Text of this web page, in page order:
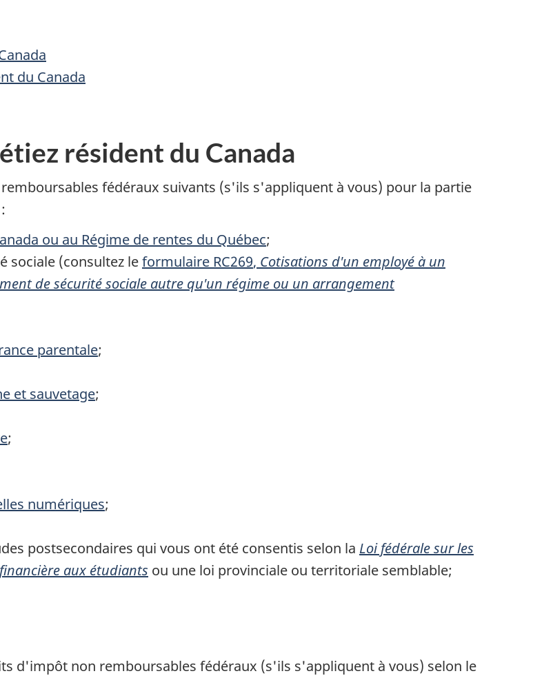
du Canada
résident du Canada
fédéraux suivants (s'ils s'appliquent à vous) pour la partie
ou au Régime de rentes du Québec;
sociale (consultez leformulaire RC269, Cotisations d'un employé à un
de sécurité sociale autre qu'un régime ou un arrangement
parentale;
et sauvetage;
;
numériques;
postsecondaires qui vous ont été consentis selon la Loi fédéralesur les
aux étudiants ou une loi provinciale ou territoriale semblable;
d'impôt non remboursables fédéraux (s'ils s'appliquent à vous) selon le